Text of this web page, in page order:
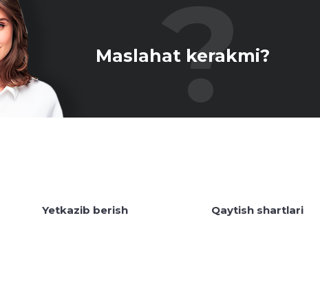
Maslahat kerakmi?
Yetkazib berish Qaytish shartlari